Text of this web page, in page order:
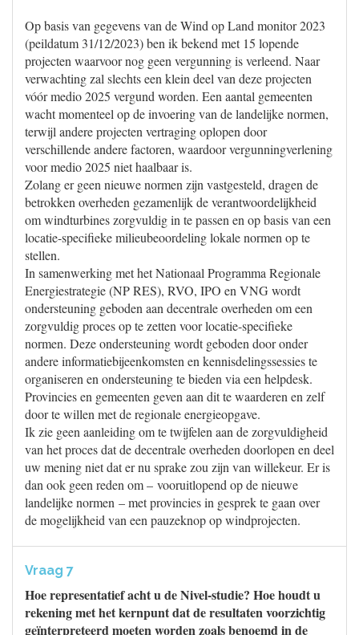
Op basis van gegevens van de Wind op Land monitor 2023
(peildatum 31/12/2023) ben ik bekend met 15 lopende
projecten waarvoor nog geen vergunning is verleend. Naar
verwachting zal slechts een klein deel van deze projecten
vóór medio 2025 vergund worden. Een aantal gemeenten
wacht momenteel op de invoering van de landelijke normen,
terwijl andere projecten vertraging oplopen door
verschillende andere factoren, waardoor vergunningverlening
voor medio 2025 niet haalbaar is.
Zolang er geen nieuwe normen zijn vastgesteld, dragen de
betrokken overheden gezamenlijk de verantwoordelijkheid
om windturbines zorgvuldig in te passen en op basis van een
locatie-specifieke milieubeoordeling lokale normen op te
stellen.
In samenwerking met het Nationaal Programma Regionale
Energiestrategie (NP RES), RVO, IPO en VNG wordt
ondersteuning geboden aan decentrale overheden om een
zorgvuldig proces op te zetten voor locatie-specifieke
normen. Deze ondersteuning wordt geboden door onder
andere informatiebijeenkomsten en kennisdelingssessies te
organiseren en ondersteuning te bieden via een helpdesk.
Provincies en gemeenten geven aan dit te waarderen en zelf
door te willen met de regionale energieopgave.
Ik zie geen aanleiding om te twijfelen aan de zorgvuldigheid
van het proces dat de decentrale overheden doorlopen en deel
uw mening niet dat er nu sprake zou zijn van willekeur. Er is
dan ook geen reden om – vooruitlopend op de nieuwe
landelijke normen – met provincies in gesprek te gaan over
de mogelijkheid van een pauzeknop op windprojecten.
Vraag 7
Hoe representatief acht u de Nivel-studie? Hoe houdt u
rekening met het kernpunt dat de resultaten voorzichtig
geïnterpreteerd moeten worden zoals benoemd in de